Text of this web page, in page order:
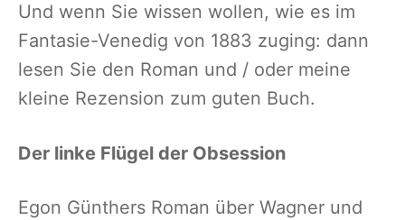
Und wenn Sie wissen wollen, wie es im
Fantasie-Venedig von 1883 zuging: dann
lesen Sie den Roman und / oder meine
kleine Rezension zum guten Buch.
Der linke Flügel der Obsession
Egon Günthers Roman über Wagner und